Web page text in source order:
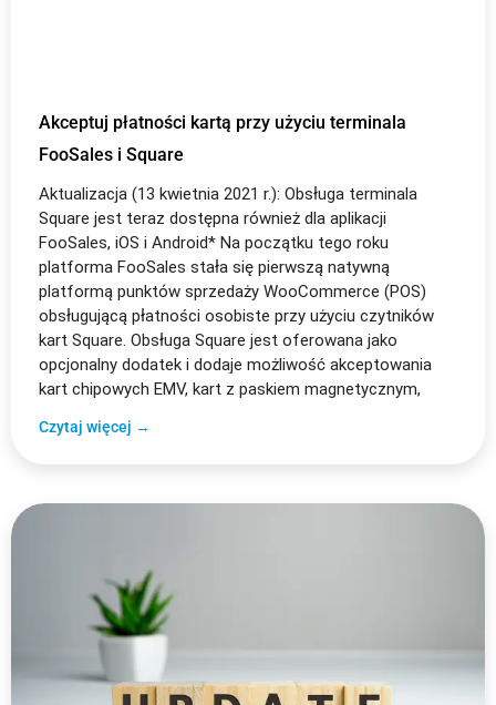
Akceptuj płatności kartą przy użyciu terminala
FooSales i Square
Aktualizacja (13 kwietnia 2021 r.): Obsługa terminala
Square jest teraz dostępna również dla aplikacji
FooSales, iOS i Android* Na początku tego roku
platforma FooSales stała się pierwszą natywną
platformą punktów sprzedaży WooCommerce (POS)
obsługującą płatności osobiste przy użyciu czytników
kart Square. Obsługa Square jest oferowana jako
opcjonalny dodatek i dodaje możliwość akceptowania
kart chipowych EMV, kart z paskiem magnetycznym,
Czytaj więcej →